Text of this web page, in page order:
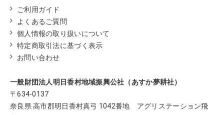
ご利用ガイド
よくあるご質問
個人情報の取り扱いについて
特定商取引法に基づく表示
お問い合わせ
一般財団法人明日香村地域振興公社（あすか夢耕社）
〒634-0137
奈良県 高市郡明日香村真弓 1042番地 アグリステーション飛